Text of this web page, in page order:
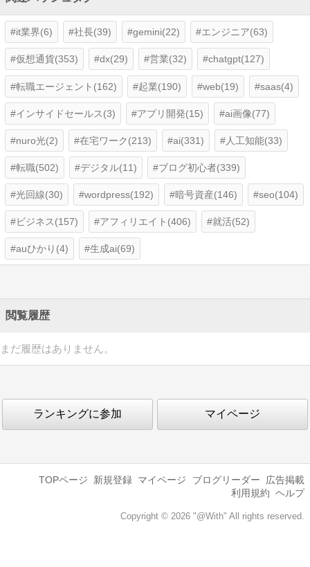
it業界(6) 社長(39) gemini(22) エンジニア(63)
仮想通貨(353) dx(29) 営業(32) chatgpt(127)
転職エージェント(162) 起業(190) web(19) saas(4)
インサイドセールス(3) アプリ開発(15) ai画像(77)
nuro光(2) 在宅ワーク(213) ai(331) 人工知能(33)
転職(502) デジタル(11) ブログ初心者(339)
光回線(30) wordpress(192) 暗号資産(146) seo(104)
ビジネス(157) アフィリエイト(406) 就活(52)
auひかり(4) 生成ai(69)
閲覧履歴
まだ履歴はありません。
ランキングに参加 マイページ
TOPページ 新規登録 マイページ ブログリーダー
広告掲載
利用規約 ヘルプ
Copyright © 2026 "@With" All rights reserved.